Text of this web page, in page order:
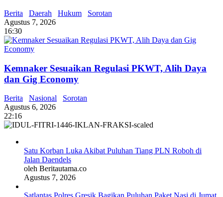
Berita Daerah Hukum
Sorotan
Agustus 7, 2026
16:30
Kemnaker Sesuaikan Regulasi PKWT, Alih Daya
dan Gig Economy
Berita Nasional
Sorotan
Agustus 6, 2026
22:16
Satu Korban Luka Akibat Puluhan Tiang PLN Roboh di
Jalan Daendels
oleh Beritautama.co
Agustus 7, 2026